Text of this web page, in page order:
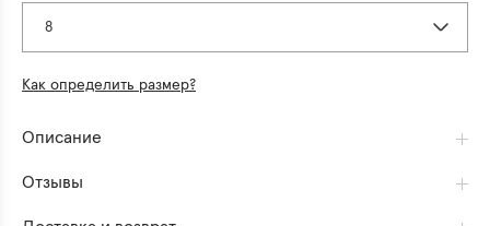
8
Как определить размер?
Описание
Отзывы